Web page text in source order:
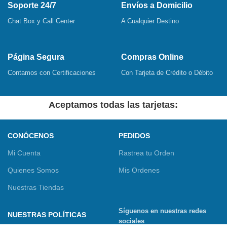
Soporte 24/7
Chat Box y Call Center
Envíos a Domicilio
A Cualquier Destino
Página Segura
Contamos con Certificaciones
Compras Online
Con Tarjeta de Crédito o Débito
Aceptamos todas las tarjetas:
CONÓCENOS
Mi Cuenta
Quienes Somos
Nuestras Tiendas
PEDIDOS
Rastrea tu Orden
Mis Ordenes
NUESTRAS POLÍTICAS
Síguenos en nuestras redes
sociales